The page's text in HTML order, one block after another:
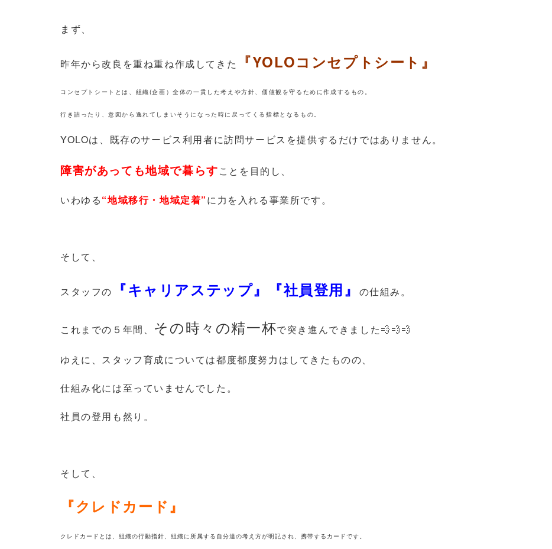
まず、
昨年から改良を重ね重ね作成してきた 『YOLOコンセプトシート』
コンセプトシートとは、組織(企画）全体の一貫した考えや方針、価値観を守るために作成するもの。
行き詰ったり、意図から逸れてしまいそうになった時に戻ってくる指標となるもの。
YOLOは、既存のサービス利用者に訪問サービスを提供するだけではありません。
障害があっても地域で暮らすことを目的し、
いわゆる“地域移行・地域定着”に力を入れる事業所です。
そして、
スタッフの 『キャリアステップ』『社員登用』 の仕組み。
これまでの５年間、 その時々の精一杯で突き進んできました💨💨💨
ゆえに、スタッフ育成については都度都度努力はしてきたものの、
仕組み化には至っていませんでした。
社員の登用も然り。
そして、
『クレドカード』
クレドカードとは、組織の行動指針、組織に所属する自分達の考え方が明記され、携帯するカードです。